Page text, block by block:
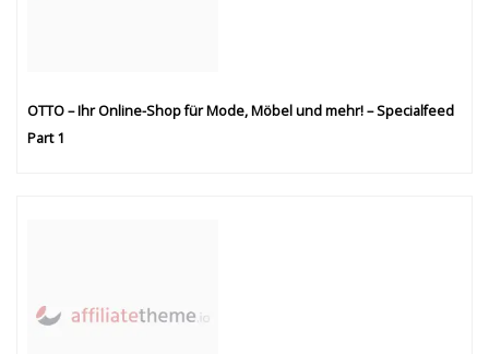
OTTO – Ihr Online-Shop für Mode, Möbel und mehr! – Specialfeed
Part 1